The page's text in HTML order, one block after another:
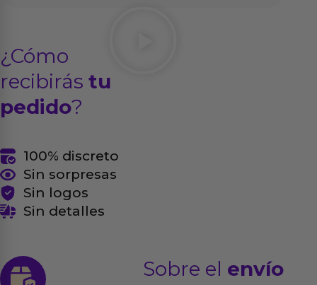
¿Cómo
recibirás tu
pedido?
100% discreto
Sin sorpresas
Sin logos
Sin detalles
Sobre el envío